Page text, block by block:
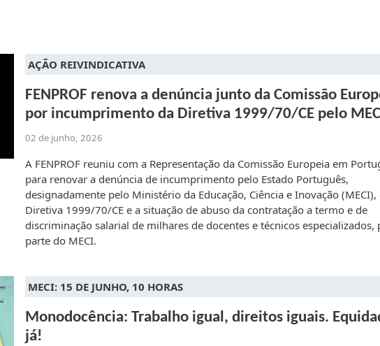
AÇÃO REIVINDICATIVA
FENPROF renova a denúncia junto da Comissão
por incumprimento da Diretiva 1999/70/CE pelo
02 de junho, 2026
A FENPROF reuniu com a Representação da Comissão Europeia em
para renovar a denúncia de incumprimento pelo Estado Português,
designadamente pelo Ministério da Educação, Ciência e Inovação (MECI),
Diretiva 1999/70/CE e a situação de abuso da contratação a termo e de
discriminação salarial de milhares de docentes e técnicos especializados,
parte do MECI.
MECI: 15 DE JUNHO, 10 HORAS
Monodocência: Trabalho igual, direitos iguais.
já!